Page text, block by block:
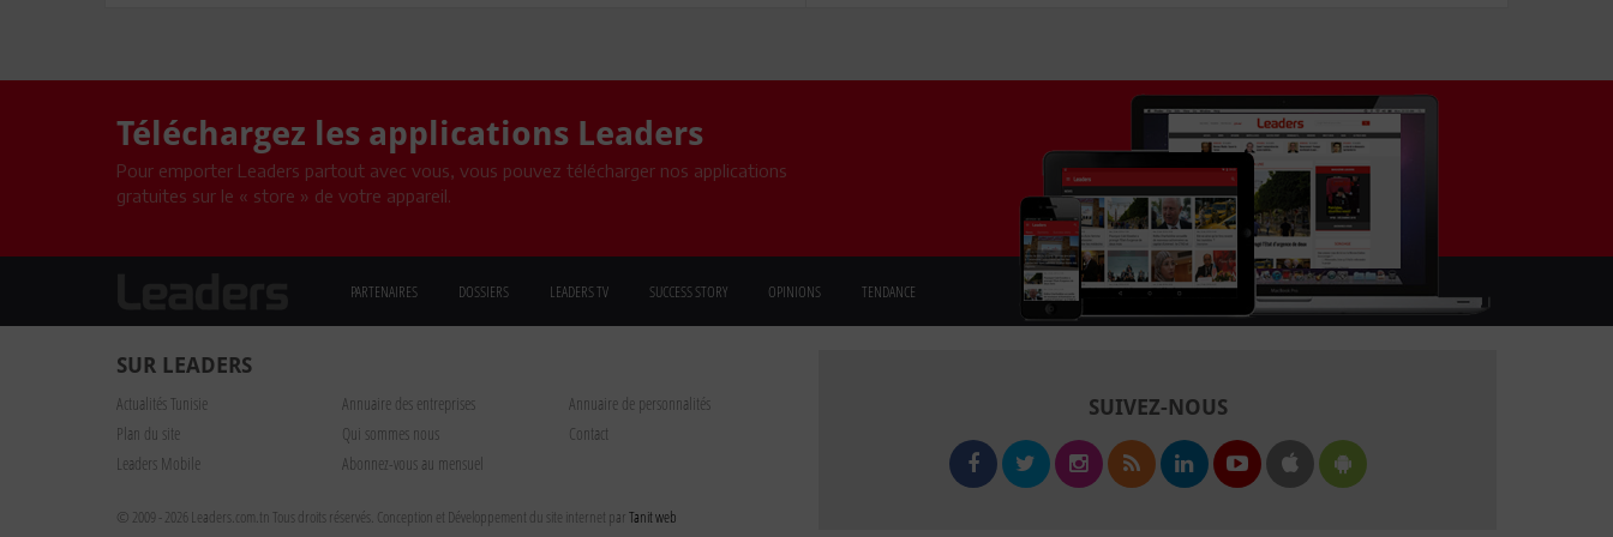
Téléchargez les applications Leaders
Pour emporter Leaders partout avec vous, vous pouvez télécharger nos applications
gratuites sur le « store » de votre appareil.
PARTENAIRES DOSSIERS LEADERS TV SUCCESS STORY OPINIONS TENDANCE
SUR LEADERS
Actualités Tunisie Annuaire des entreprises
Annuaire de personnalités
Plan du site
Qui sommes nous
Contact
Leaders Mobile
Abonnez-vous au mensuel
© 2009 - 2026 Leaders.com.tn Tous droits réservés. Conception et Développement du site internet parTanit web
SUIVEZ-NOUS